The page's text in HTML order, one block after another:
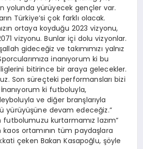
yolunda yürüyecek gençler var.
Türkiye’si çok farklı olacak.
ortaya koyduğu 2023 vizyonu,
vizyonu. Bunlar içi dolu vizyonlar.
gideceğiz ve takımımızı yalnız
inanıyorum ki bu
bitirince bir araya gelecekler.
Son süreçteki performansları bizi
İnanıyorum ki futboluyla,
ve diğer branşlarıyla
yürüyüşüne devam edeceğiz.”
futbolumuzu kurtarmamız lazım”
ortamının tüm paydaşlara
çeken Bakan Kasapoğlu, şöyle